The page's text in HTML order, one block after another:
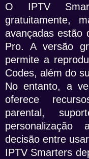
O IPTV
gratuitamente,
avançadas estão
Pro. A versão
permite a
Codes, além do
No entanto, a
oferece
parental,
decisão entre
IPTV Smarters